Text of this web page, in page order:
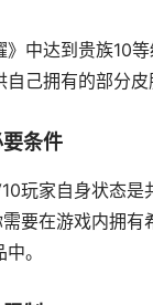
》中达到贵族10
己拥有的部分
条件
玩家自身状态
要在游戏内拥有
。